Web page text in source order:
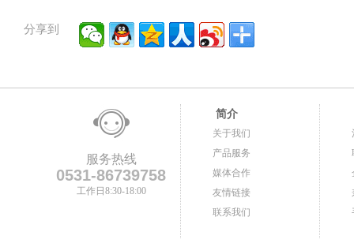
分享到
服务热线
0531-86739758
工作日8:30-18:00
简介
关于我们
产品服务
媒体合作
友情链接
联系我们